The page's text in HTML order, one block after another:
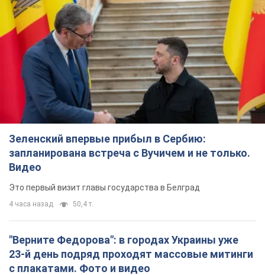
Видео
Это первый визит главы государства в Белград
4 часа назад 50,4 т.
"Верните Федорова": в городах Украины уже
23-й день подряд проходят массовые митинги
с плакатами. Фото и видео
Участники акций продолжают серию ежедневных протестов
2 часа назад 1,6 т.
Сенат США одобрил законопроект Грэма о
санкциях против России: что дальше
Документ предусматривает новые экономические
10 минут назад 3,6 т.